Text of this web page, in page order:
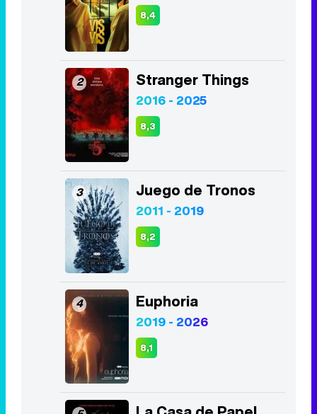
8,4
2 Stranger Things
2016 - 2025
8,3
3 Juego de Tronos
2011 - 2019
8,2
4 Euphoria
2019 - 2026
8,1